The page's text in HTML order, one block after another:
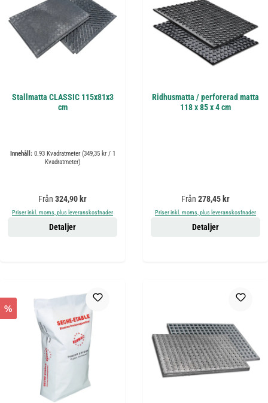
Stallmatta CLASSIC 115x81x3
cm
Innehåll: 0.93 Kvadratmeter (349,35 kr / 1
Kvadratmeter)
Ordinarie pris:
Från 324,90 kr
Priser inkl. moms, plus leveranskostnader
Detaljer
Ridhusmatta / perforerad matta
118 x 85 x 4 cm
Ordinarie pris:
Från 278,45 kr
Priser inkl. moms, plus leveranskostnader
Detaljer
%